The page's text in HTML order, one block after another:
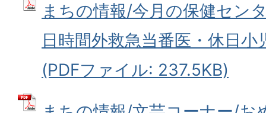
まちの情報/今月の保健セン
日時間外救急当番医・休日小
(PDFファイル: 237.5KB)